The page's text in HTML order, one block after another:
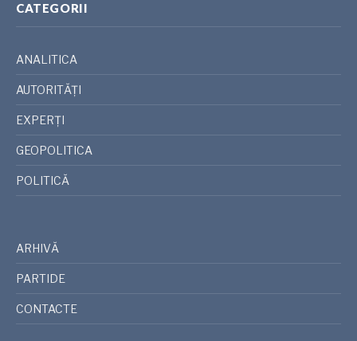
CATEGORII
ANALITICA
AUTORITĂȚI
EXPERȚI
GEOPOLITICA
POLITICĂ
ARHIVĂ
PARTIDE
CONTACTE